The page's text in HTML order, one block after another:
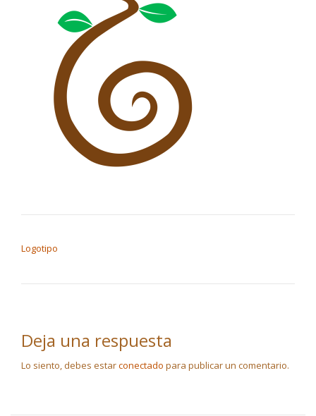
Logotipo
Deja una respuesta
Lo siento, debes estarconectado para publicar un comentario.